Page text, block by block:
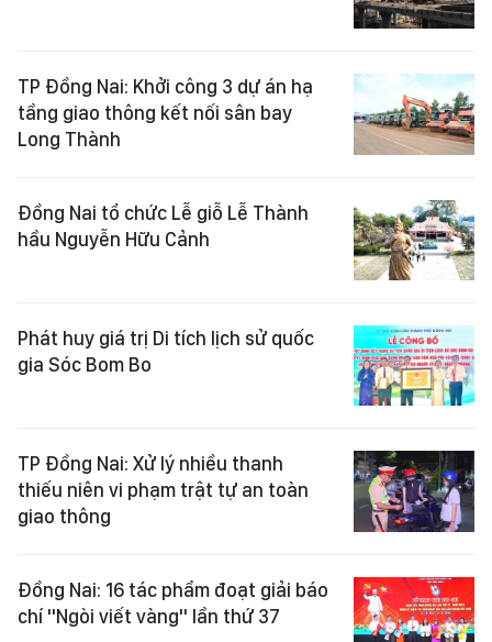
TP Đồng Nai: Khởi công 3 dự án hạ
tầng giao thông kết nối sân bay
Long Thành
Đồng Nai tổ chức Lễ giỗ Lễ Thành
hầu Nguyễn Hữu Cảnh
Phát huy giá trị Di tích lịch sử quốc
gia Sóc Bom Bo
TP Đồng Nai: Xử lý nhiều thanh
thiếu niên vi phạm trật tự an toàn
giao thông
Đồng Nai: 16 tác phẩm đoạt giải báo
chí "Ngòi viết vàng" lần thứ 37